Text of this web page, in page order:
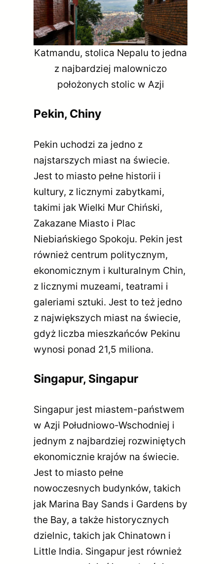
Katmandu, stolica Nepalu to jedna
z najbardziej malowniczo
położonych stolic w Azji
Pekin, Chiny
Pekin uchodzi za jedno z
najstarszych miast na świecie.
Jest to miasto pełne historii i
kultury, z licznymi zabytkami,
takimi jak Wielki Mur Chiński,
Zakazane Miasto i Plac
Niebiańskiego Spokoju. Pekin jest
również centrum politycznym,
ekonomicznym i kulturalnym Chin,
z licznymi muzeami, teatrami i
galeriami sztuki. Jest to też jedno
z największych miast na świecie,
gdyż liczba mieszkańców Pekinu
wynosi ponad 21,5 miliona.
Singapur, Singapur
Singapur jest miastem-państwem
w Azji Południowo-Wschodniej i
jednym z najbardziej rozwiniętych
ekonomicznie krajów na świecie.
Jest to miasto pełne
nowoczesnych budynków, takich
jak Marina Bay Sands i Gardens by
the Bay, a także historycznych
dzielnic, takich jak Chinatown i
Little India. Singapur jest również